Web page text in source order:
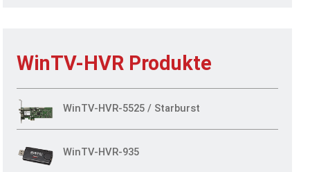
WinTV-HVR Produkte
WinTV-HVR-5525 / Starburst
WinTV-HVR-935